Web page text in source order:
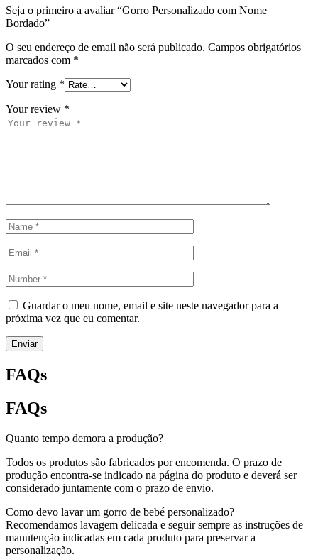
Seja o primeiro a avaliar “Gorro Personalizado com Nome
Bordado”
O seu endereço de email não será publicado. Campos obrigatórios
marcados com *
Your rating *
Your review *
Guardar o meu nome, email e site neste navegador para a
próxima vez que eu comentar.
Enviar
FAQs
FAQs
Quanto tempo demora a produção?
Todos os produtos são fabricados por encomenda. O prazo de
produção encontra-se indicado na página do produto e deverá ser
considerado juntamente com o prazo de envio.
Como devo lavar um gorro de bebé personalizado?
Recomendamos lavagem delicada e seguir sempre as instruções de
manutenção indicadas em cada produto para preservar a
personalização.